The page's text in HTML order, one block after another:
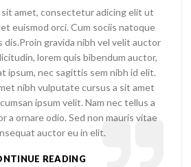
sit amet, consectetur adicing elit ut
euismod orci. Cum sociis natoque
dis.Proin gravida nibh vel velit auctor
lorem quis bibendum auctor,
ipsum, nec sagittis sem nibh id elit.
nibh vulputate cursus a sit amet
ipsum velit. Nam nec tellus a
a ornare odio. Sed non mauris vitae
auctor eu in elit.
READING